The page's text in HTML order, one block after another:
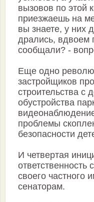
вызовов по этой
приезжаешь на
вы знаете, у них
дрались, вдвоем
сообщали? -
Еще одно
застройщиков
строительства с
обустройства
проблемы
безопасности
И четвертая
ответственность
своего частного
сенаторам.